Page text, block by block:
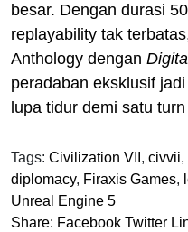
besar. Dengan durasi
replayability tak
Anthology dengan
peradaban eksklusif
lupa tidur demi satu turn
Tags: Civilization VII , civvii,
diplomacy, Firaxis Games,
Unreal Engine 5
Share: Facebook Twitter